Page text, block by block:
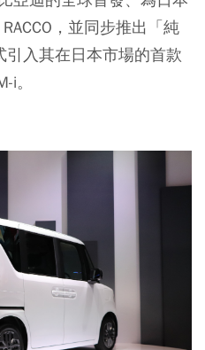
，並同步推出「純
入其在日本市場的首款
i。